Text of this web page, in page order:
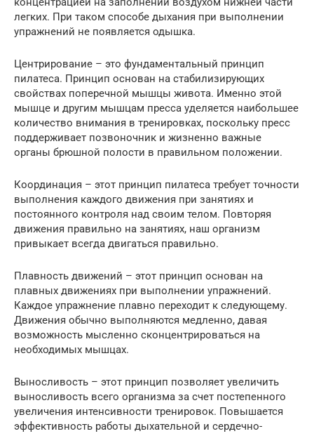
легких. При таком способе дыхания при выполнении
упражнений не появляется одышка.
Центрирование – это фундаментальный принцип
пилатеса. Принцип основан на стабилизирующих
свойствах поперечной мышцы живота. Именно этой
мышце и другим мышцам пресса уделяется наибольшее
количество внимания в тренировках, поскольку пресс
поддерживает позвоночник и жизненно важные
органы брюшной полости в правильном положении.
Координация – этот принцип пилатеса требует точности
выполнения каждого движения при занятиях и
постоянного контроля над своим телом. Повторяя
движения правильно на занятиях, наш организм
привыкает всегда двигаться правильно.
Плавность движений – этот принцип основан на
плавных движениях при выполнении упражнений.
Каждое упражнение плавно переходит к следующему.
Движения обычно выполняются медленно, давая
возможность мысленно сконцентрироваться на
необходимых мышцах.
Выносливость – этот принцип позволяет увеличить
выносливость всего организма за счет постепенного
увеличения интенсивности тренировок. Повышается
эффективность работы дыхательной и сердечно-